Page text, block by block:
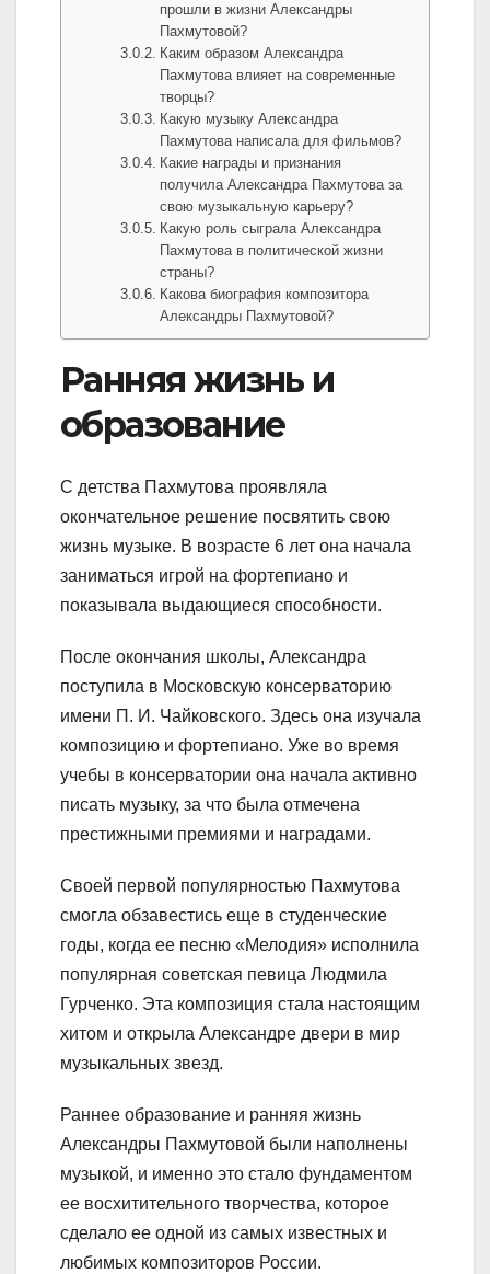
прошли в жизни Александры
Пахмутовой?
Каким образом Александра
Пахмутова влияет на современные
творцы?
Какую музыку Александра
Пахмутова написала для фильмов?
Какие награды и признания
получила Александра Пахмутова за
свою музыкальную карьеру?
Какую роль сыграла Александра
Пахмутова в политической жизни
страны?
Какова биография композитора
Александры Пахмутовой?
Ранняя жизнь и
образование
С детства Пахмутова проявляла
окончательное решение посвятить свою
жизнь музыке. В возрасте 6 лет она начала
заниматься игрой на фортепиано и
показывала выдающиеся способности.
После окончания школы, Александра
поступила в Московскую консерваторию
имени П. И. Чайковского. Здесь она изучала
композицию и фортепиано. Уже во время
учебы в консерватории она начала активно
писать музыку, за что была отмечена
престижными премиями и наградами.
Своей первой популярностью Пахмутова
смогла обзавестись еще в студенческие
годы, когда ее песню «Мелодия» исполнила
популярная советская певица Людмила
Гурченко. Эта композиция стала настоящим
хитом и открыла Александре двери в мир
музыкальных звезд.
Раннее образование и ранняя жизнь
Александры Пахмутовой были наполнены
музыкой, и именно это стало фундаментом
ее восхитительного творчества, которое
сделало ее одной из самых известных и
любимых композиторов России.